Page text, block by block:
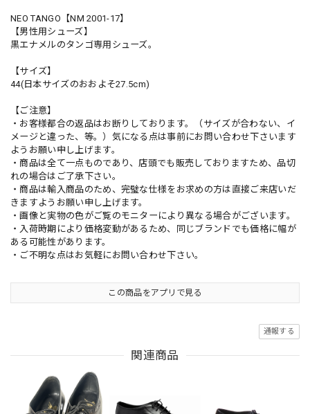
NEO TANGO【NM 2001-17】
【男性用シューズ】
黒エナメルのタンゴ専用シューズ。
【サイズ】
44(日本サイズのおおよそ27.5cm)
【ご注意】
・お客様都合の返品はお断りしております。（サイズが合わない、イ
メージと違った、等。）気になる点は事前にお問い合わせ下さいます
ようお願い申し上げます。
・商品は全て一点ものであり、店頭でも販売しておりますため、品切
れの場合はご了承下さい。
・商品は輸入商品のため、完璧な仕様をお求めの方は直接ご来店いだ
きますようお願い申し上げます。
・画像と実物の色がご覧のモニターにより異なる場合がございます。
・入荷時期により価格変動があるため、同じブランドでも価格に幅が
ある可能性があります。
・ご不明な点はお気軽にお問い合わせ下さい。
この商品をアプリで見る
通報する
関連商品